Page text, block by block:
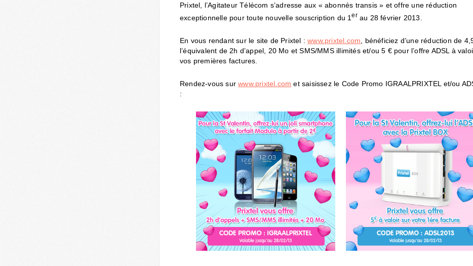
Prixtel, l’Agitateur Télécom s’adresse aux « abonnés transis » et offre une réduction
exceptionnelle pour toute nouvelle souscription du 1er au 28 février 2013.
En vous rendant sur le site de Prixtel :www.prixtel.com , bénéficiez d’une réduction de
l’équivalent de 2h d’appel, 20 Mo et SMS/MMS illimités et/ou 5 € pour l’offre ADSL à
vos premières factures.
Rendez-vous surwww.prixtel.com et saisissez le Code Promo IGRAALPRIXTEL et/ou
: